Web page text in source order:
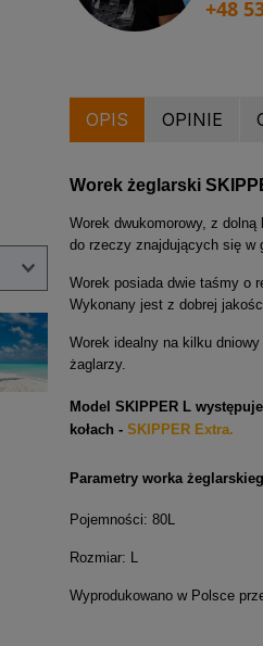
+48
OPIS OPINIE
Worek żeglarski
Worek dwukomorowy, z
do rzeczy znajdujących się w
Worek posiada dwie taśmy o
Wykonany jest z dobrej
Worek idealny na kilku
żaglarzy.
Model SKIPPER L
kołach - SKIPPER Extra.
Parametry worka
Pojemności: 80L
Rozmiar: L
Wyprodukowano w Polsce